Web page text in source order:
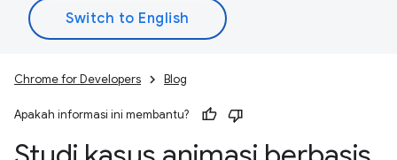
Chrome for Developers Blog
Apakah informasi ini membantu?